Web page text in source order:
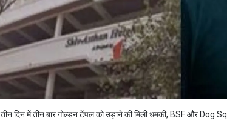
तीन दिन में तीन बार गोल्डन टेंपल को उड़ाने की मिली धमकी, BSF और Dog